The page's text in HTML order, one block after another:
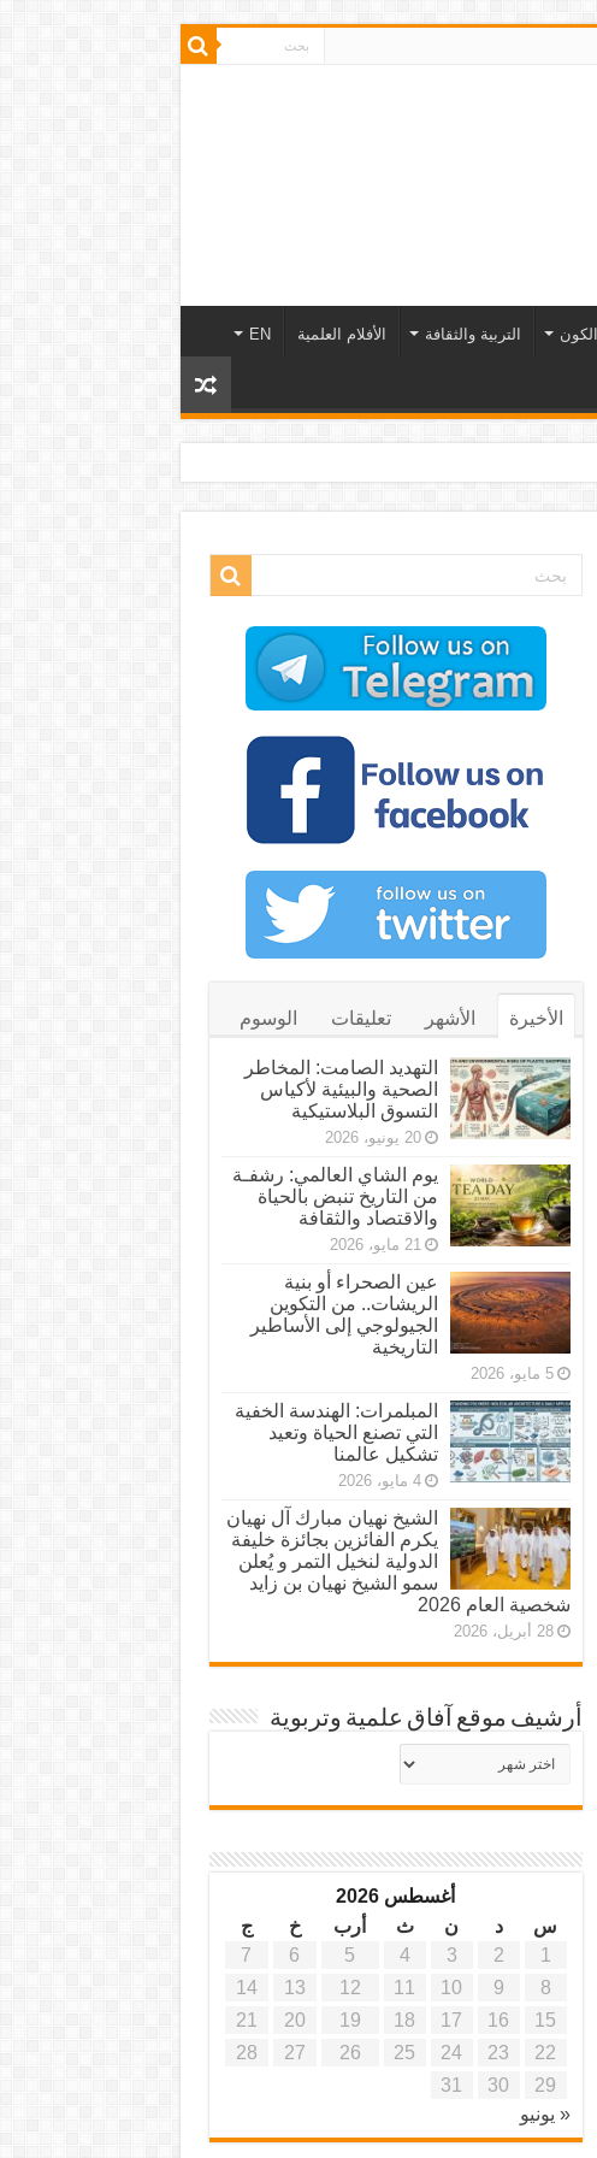
التربية والثقافة الأفلام العلمية EN
الأخيرة الأشهر تعليقات الوسوم
التهديد الصامت: المخاطر
الصحية والبيئية لأكياس
التسوق البلاستيكية
20 يونيو، 2026
يوم الشاي العالمي: رشفـة
من التاريخ تنبض بالحياة
والاقتصاد والثقافة
21 مايو، 2026
عين الصحراء أو بنية
الريشات.. من التكوين
الجيولوجي إلى الأساطير
التاريخية
5 مايو، 2026
المبلمرات: الهندسة الخفية
التي تصنع الحياة وتعيد
تشكيل عالمنا
4 مايو، 2026
الشيخ نهيان مبارك آل نهيان
يكرم الفائزين بجائزة خليفة
الدولية لنخيل التمر و يُعلن
سمو الشيخ نهيان بن زايد
شخصية العام 2026
28 أبريل، 2026
أرشيف موقع آفاق علمية وتربوية
أرشيف
موقع
أغسطس 2026
س
د ن ث أرب خ
ج
1
2
3
4
5
6
7
8
9
10
11
12
13
14
15
16
17
18
19
20
21
22
23
24
25
26
27
28
29
30
31
« يونيو